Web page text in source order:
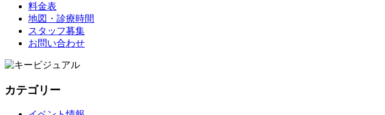
料金表
地図・診療時間
スタッフ募集
お問い合わせ
カテゴリー